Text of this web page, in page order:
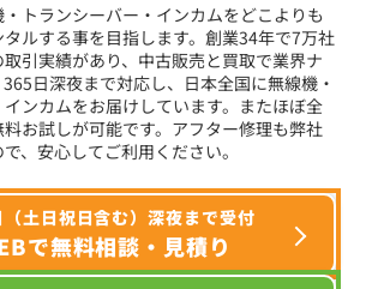
トランシーバー・インカムをどこよりも
ルする事を目指します。創業34年で7万社
引実績があり、中古販売と買取で業界ナ
日深夜まで対応し、日本全国に無線機・
インカムをお届けしています。またほぼ全
お試しが可能です。アフター修理も弊社
、安心してご利用ください。
土日祝日含む）深夜まで受付
で無料相談・見積り